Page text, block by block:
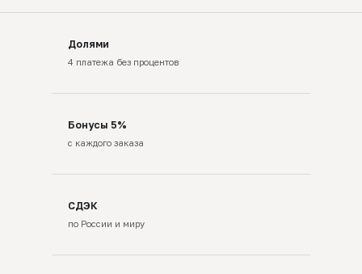
Долями
4 платежа без процентов
Бонусы 5%
с каждого заказа
СДЭК
по России и миру